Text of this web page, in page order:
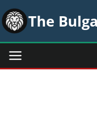
Skip
to
content
The